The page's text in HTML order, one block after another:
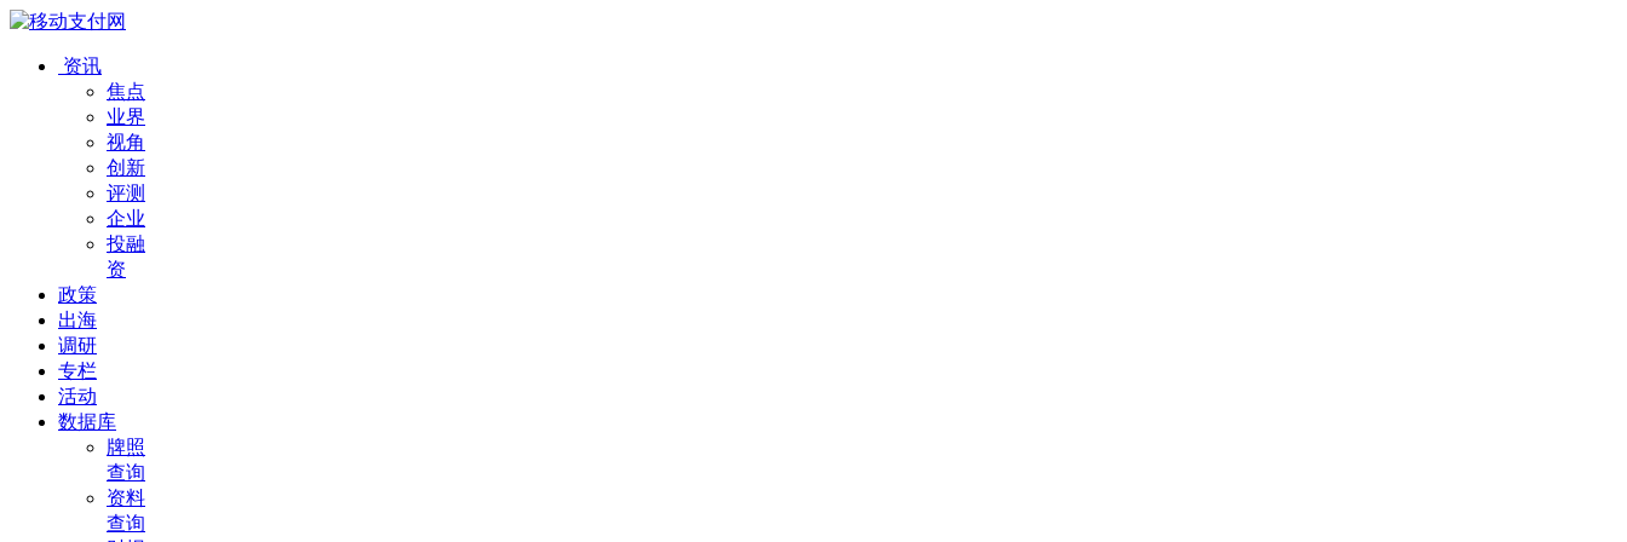
资讯
焦点
业界
视角
创新
评测
企业
投融
资
政策
出海
调研
专栏
活动
数据库
牌照
查询
资料
查询